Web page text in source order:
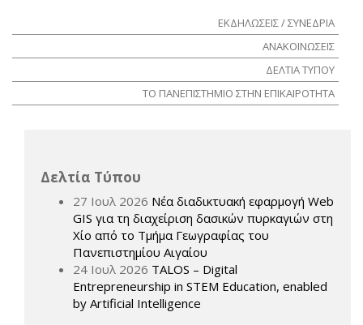
ΕΚΔΗΛΩΣΕΙΣ / ΣΥΝΕΔΡΙΑ
ΑΝΑΚΟΙΝΩΣΕΙΣ
ΔΕΛΤΙΑ ΤΥΠΟΥ
ΤΟ ΠΑΝΕΠΙΣΤΗΜΙΟ ΣΤΗΝ ΕΠΙΚΑΙΡΟΤΗΤΑ
Δελτία Τύπου
27 Ιουλ 2026 Νέα διαδικτυακή εφαρμογή Web
GIS για τη διαχείριση δασικών πυρκαγιών στη
Χίο από το Τμήμα Γεωγραφίας του
Πανεπιστημίου Αιγαίου
24 Ιουλ 2026 TALOS – Digital
Entrepreneurship in STEM Education, enabled
by Artificial Intelligence